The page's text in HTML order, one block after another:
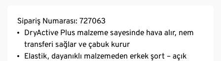
Sipariş Numarası: 727063
DryActive Plus malzeme sayesinde hava alır, nem
transferi sağlar ve çabuk kurur
Elastik, dayanıklı malzemeden erkek şort – açık